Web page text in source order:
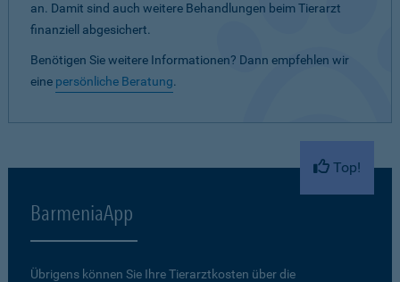
an. Damit sind auch weitere Behandlungen beim Tierarzt
finanziell abgesichert.
Benötigen Sie weitere Informationen? Dann empfehlen wir
eine persönliche Beratung.
Top!
BarmeniaApp
Übrigens können Sie Ihre Tierarztkosten über die